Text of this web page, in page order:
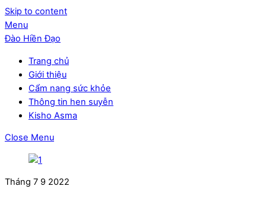
Skip to content
Menu
Đào Hiền Đạo
Trang chủ
Giới thiệu
Cẩm nang sức khỏe
Thông tin hen suyễn
Kisho Asma
Close Menu
Tháng 7 9 2022